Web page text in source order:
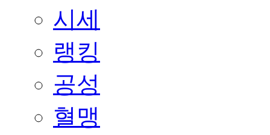
시세
랭킹
공성
혈맹